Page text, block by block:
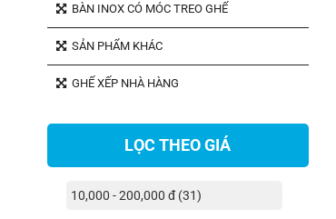
BÀN INOX CÓ MÓC TREO GHẾ
SẢN PHẨM KHÁC
GHẾ XẾP NHÀ HÀNG
LỌC THEO GIÁ
10,000 - 200,000 đ (31)